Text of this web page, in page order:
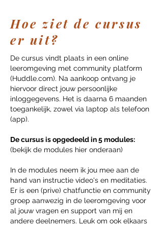
Hoe ziet de cursus
er uit?
De cursus vindt plaats in een online
leeromgeving met community platform
(Huddle.com). Na aankoop ontvang je
hiervoor direct jouw persoonlijke
inloggegevens. Het is daarna 6 maanden
toegankelijk, zowel via laptop als telefoon
(app).
De cursus is opgedeeld in 5 modules:
(bekijk de modules hier onderaan)
In de modules neem ik jou mee aan de
hand van instructie video's en meditaties.
Er is een (prive) chatfunctie en community
groep aanwezig in de leeromgeving voor
al jouw vragen en support van mij en
andere deelnemers. Leuk om ook elkaars